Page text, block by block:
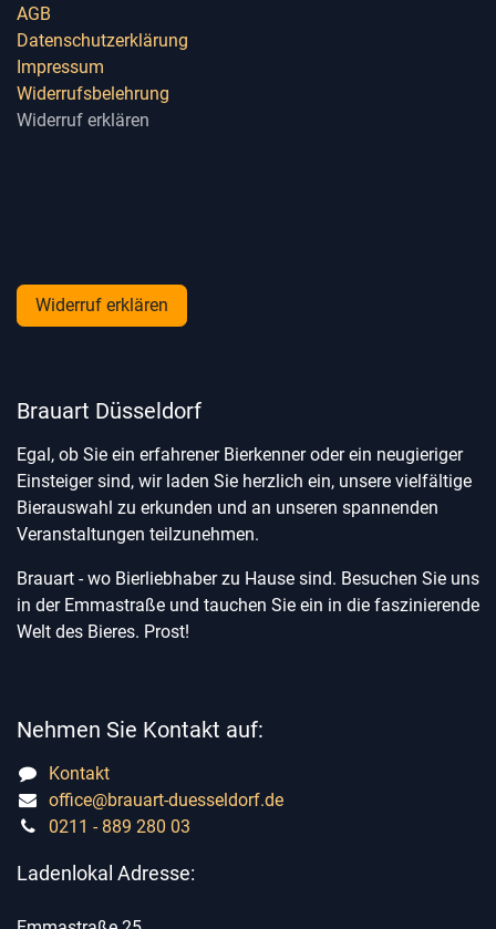
AGB
Datenschutzerklärung
Impressum
Widerrufsbelehrung
Widerruf erklären
Widerruf erklären
Brauart Düsseldorf
Egal, ob Sie ein erfahrener Bierkenner oder ein neugieriger
Einsteiger sind, wir laden Sie herzlich ein, unsere vielfältige
Bierauswahl zu erkunden und an unseren spannenden
Veranstaltungen teilzunehmen.
Brauart - wo Bierliebhaber zu Hause sind. Besuchen Sie uns
in der Emmastraße und tauchen Sie ein in die faszinierende
Welt des Bieres. Prost!
Nehmen Sie Kontakt auf:
Kontakt
office@brauart-duesseldorf.de
0211 - 889 280 03
Ladenlokal Adresse: